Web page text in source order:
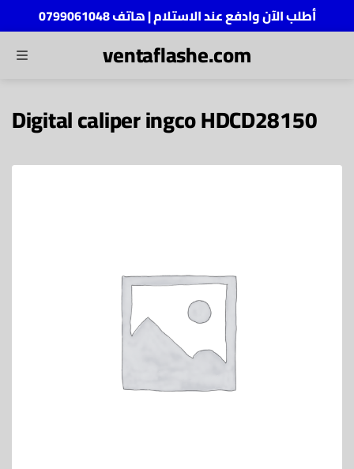
أطلب الآن وادفع عند الاستلام | هاتف 0799061048
MENU ventaflashe.com
Digital caliper ingco HDCD28150